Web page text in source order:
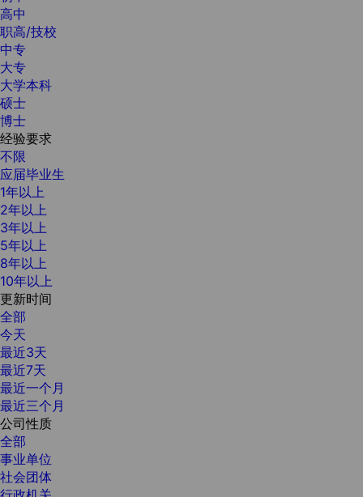
高中
职高/技校
中专
大专
大学本科
硕士
博士
经验要求
不限
应届毕业生
1年以上
2年以上
3年以上
5年以上
8年以上
10年以上
更新时间
全部
今天
最近3天
最近7天
最近一个月
最近三个月
公司性质
全部
事业单位
社会团体